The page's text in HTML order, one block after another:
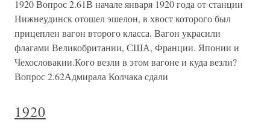
1920 Вопрос 2.61В начале января 1920 года от станции
Нижнеудинск отошел эшелон, в хвост которого был
прицеплен вагон второго класса. Вагон украсили
флагами Великобритании, США, Франции. Японии и
Чехословакии.Кого везли в этом вагоне и куда везли?
Вопрос 2.62Адмирала Колчака сдали
1920